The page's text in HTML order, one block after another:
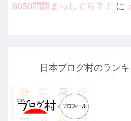
8050問題まっしぐら？！ に
日本ブログ村のラン